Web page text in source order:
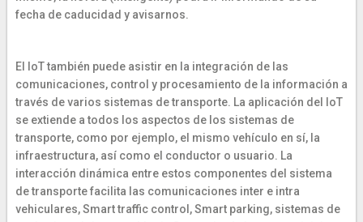
fecha de caducidad y avisarnos.
El IoT también puede asistir en la integración de las
comunicaciones, control y procesamiento de la información a
través de varios sistemas de transporte. La aplicación del IoT
se extiende a todos los aspectos de los sistemas de
transporte, como por ejemplo, el mismo vehículo en sí, la
infraestructura, así como el conductor o usuario. La
interacción dinámica entre estos componentes del sistema
de transporte facilita las comunicaciones inter e intra
vehiculares, Smart traffic control, Smart parking, sistemas de